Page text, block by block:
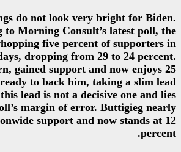
Nationwide, things do not
According to Morning
candidate lost a whopping five
just three days, dropping
Sanders, in turn, gained
percent of voters ready to back
over Biden – still, this lead is not
within the poll’s margin of
doubled his nationwide